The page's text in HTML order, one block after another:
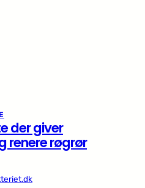
der giver
renere røgrør